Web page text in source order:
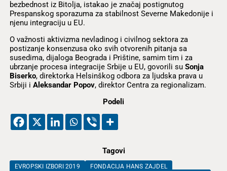
bezbednost iz Bitolja, istakao je značaj postignutog
Prespanskog sporazuma za stabilnost Severne Makedonije i
njenu integraciju u EU.
O važnosti aktivizma nevladinog i civilnog sektora za
postizanje konsenzusa oko svih otvorenih pitanja sa
susedima, dijaloga Beograda i Prištine, samim tim i za
ubrzanje procesa integracije Srbije u EU, govorili su Sonja
Biserko, direktorka Helsinškog odbora za ljudska prava u
Srbiji i Aleksandar Popov, direktor Centra za regionalizam.
Podeli
Tagovi
EVROPSKI IZBORI 2019
FONDACIJA HANS ZAJDEL